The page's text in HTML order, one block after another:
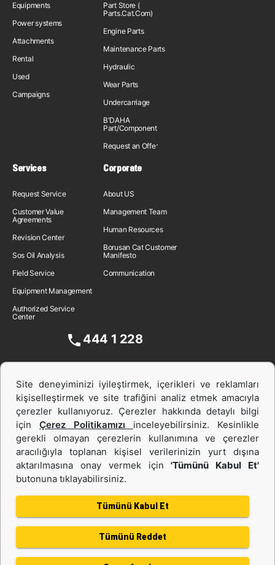
Equipments
Power systems
Attachments
Rental
Used
Campaigns
Part Store (
Parts.Cat.Com)
Engine Parts
Maintenance Parts
Hydraulic
Wear Parts
Undercarriage
B'DAHA
Part/Component
Request an Offer
Services
Request Service
Customer Value
Agreements
Revision Center
Sos Oil Analysis
Field Service
Equipment Management
Authorized Service
Center
Corporate
About US
Management Team
Human Resources
Borusan Cat Customer
Manifesto
Communication
444 1 228
İş Makinası ve Güç Sistemleri
İkinci el ve Kiralama
Gizlilik Politikası
Kullanım Şartları
Çerez politikası
Bilgi Toplumu Hizmeti
Site deneyiminizi iyileştirmek, içerikleri ve reklamları
kişiselleştirmek ve site trafiğini analiz etmek amacıyla
çerezler kullanıyoruz. Çerezler hakkında detaylı bilgi
için Çerez Politikamızı inceleyebilirsiniz. Kesinlikle
gerekli olmayan çerezlerin kullanımına ve çerezler
aracılığıyla toplanan kişisel verilerinizin yurt dışına
aktarılmasına onay vermek için'Tümünü Kabul Et'
butonuna tıklayabilirsiniz.
Tümünü Kabul Et
Tümünü Reddet